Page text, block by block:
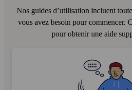
Nos guides d’utilisation incluent
vous avez besoin pour commencer.
pour obtenir une aide